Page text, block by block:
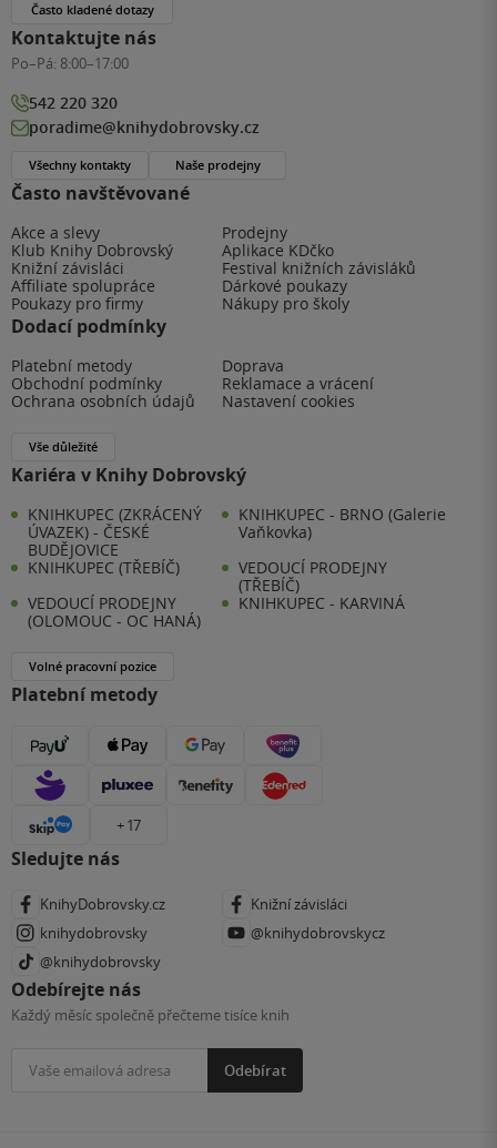
Často navštěvované
Akce a slevy
Prodejny
Klub Knihy Dobrovský
Aplikace KDčko
Knižní závisláci
Festival knižních závisláků
Affiliate spolupráce
Dárkové poukazy
Poukazy pro firmy
Nákupy pro školy
Dodací podmínky
Platební metody
Doprava
Obchodní podmínky
Reklamace a vrácení
Ochrana osobních údajů
Nastavení cookies
Vše důležité
Kariéra v Knihy Dobrovský
KNIHKUPEC (ZKRÁCENÝ
ÚVAZEK) - ČESKÉ
BUDĚJOVICE
KNIHKUPEC - BRNO (Galerie
Vaňkovka)
KNIHKUPEC (TŘEBÍČ)
VEDOUCÍ PRODEJNY
(TŘEBÍČ)
VEDOUCÍ PRODEJNY
(OLOMOUC - OC HANÁ)
KNIHKUPEC - KARVINÁ
Volné pracovní pozice
Platební metody
+ 17
Sledujte nás
KnihyDobrovsky.cz
Knižní závisláci
knihydobrovsky
@knihydobrovskycz
@knihydobrovsky
Odebírejte nás
Každý měsíc společně přečteme tisíce knih
Odebírat
Často kladené dotazy
Kontaktujte nás
Po–Pá: 8:00–17:00
542 220 320
poradime@knihydobrovsky.cz
Všechny kontakty Naše prodejny